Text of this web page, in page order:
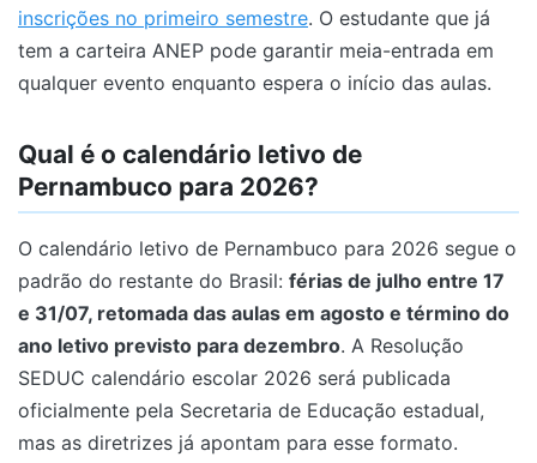
inscrições no primeiro semestre. O estudante que já
tem a carteira ANEP pode garantir meia-entrada em
qualquer evento enquanto espera o início das aulas.
Qual é o calendário letivo de
Pernambuco para 2026?
O calendário letivo de Pernambuco para 2026 segue o
padrão do restante do Brasil: férias de julho entre 17
e 31/07, retomada das aulas em agosto e término do
ano letivo previsto para dezembro. A Resolução
SEDUC calendário escolar 2026 será publicada
oficialmente pela Secretaria de Educação estadual,
mas as diretrizes já apontam para esse formato.